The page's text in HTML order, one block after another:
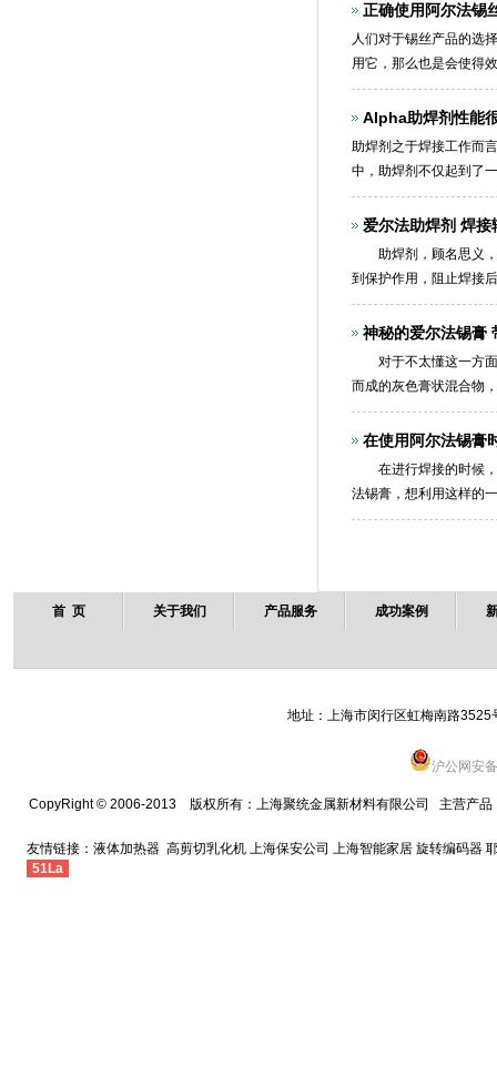
正确使用阿尔法锡
人们对于锡丝产品的选
用它，那么也是会使得
面就以阿尔法锡丝为例
Alpha助焊剂性能
助焊剂之于焊接工作而
中，助焊剂不仅起到了
助焊剂产品。似乎人们
爱尔法助焊剂 焊接
助焊剂，顾名思义，
到保护作用，阻止焊接
爱尔法助焊剂是在市
神秘的爱尔法锡膏
对于不太懂这一方面
而成的灰色膏状混合物
盛，特别是电路板的出
在使用阿尔法锡膏
在进行焊接的时候，
法锡膏，想利用这样的
后，能帮助到大家更多
首 页 关于我们 产品服务 成功案例
地址：上海市闵行区虹梅南路
沪公网安
CopyRight © 2006-2013 版权所有： 上海聚统金属新材料有限公司 主营产品
友情链接： 液体加热器 高剪切乳化机 上海保安公司 上海智能家居 旋转编码器
51La